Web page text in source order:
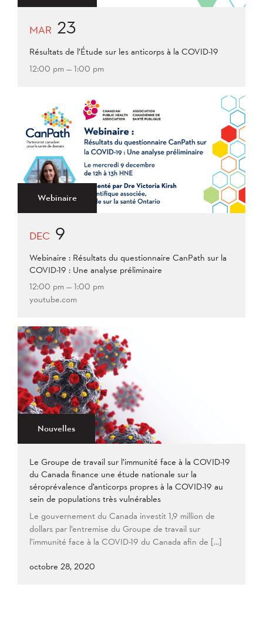
MAR 23
Résultats de l’Étude sur les anticorps à la COVID-19
12:00 pm — 1:00 pm
Webinaire
DEC 9
Webinaire : Résultats du questionnaire CanPath sur la
COVID-19 : Une analyse préliminaire
12:00 pm — 1:00 pm
youtube.com
Nouvelles
Le Groupe de travail sur l’immunité face à la COVID-19
du Canada finance une étude nationale sur la
séroprévalence d’anticorps propres à la COVID-19 au
sein de populations très vulnérables
Le gouvernement du Canada investit 1,9 million de
dollars par l’entremise du Groupe de travail sur
l’immunité face à la COVID-19 du Canada afin de […]
octobre 28, 2020